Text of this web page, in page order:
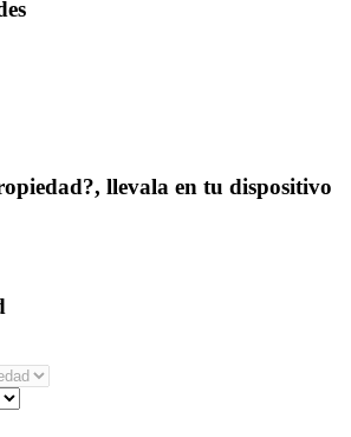
llevala en tu dispositivo